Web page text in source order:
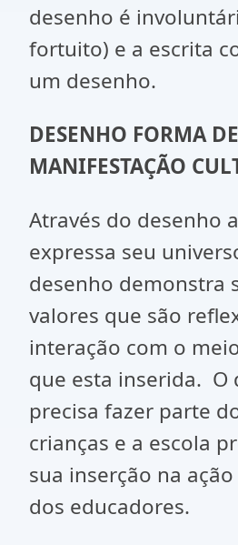
desenho é
fortuito) e a escrita
um desenho.
DESENHO FORMA DE
MANIFESTAÇÃO
Através do desenho
expressa seu
desenho demonstra
valores que são
interação com o
que esta inserida. O
precisa fazer parte
crianças e a escola
sua inserção na
dos educadores.